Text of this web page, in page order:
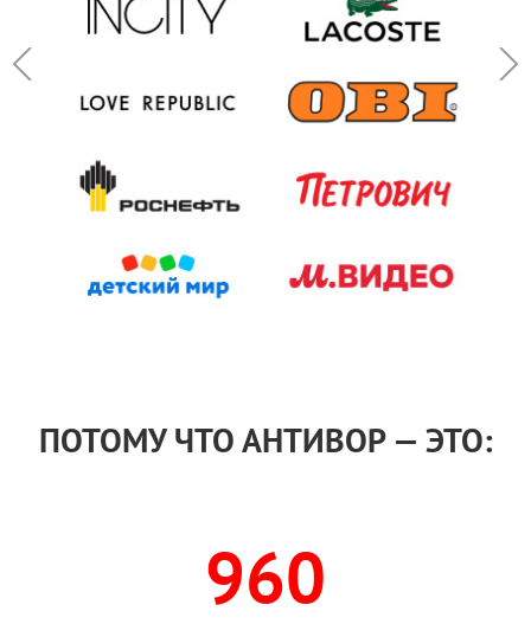
ПОТОМУ ЧТО АНТИВОР — ЭТО:
960